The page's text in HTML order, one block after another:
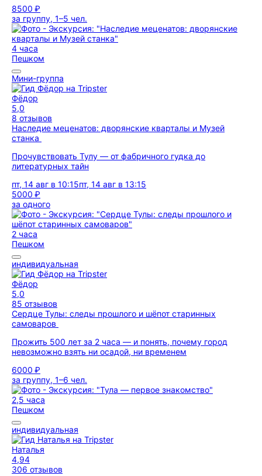
8500 ₽
за группу, 1–5 чел.
4 часа
Пешком
Мини-группа
Фёдор
5,0
8 отзывов
Наследие меценатов: дворянские кварталы и Музей
станка
Прочувствовать Тулу — от фабричного гудка до
литературных тайн
пт, 14 авг в 10:15пт, 14 авг в 13:15
5000 ₽
за одного
2 часа
Пешком
индивидуальная
Фёдор
5,0
85 отзывов
Сердце Тулы: следы прошлого и шёпот старинных
самоваров
Прожить 500 лет за 2 часа — и понять, почему город
невозможно взять ни осадой, ни временем
6000 ₽
за группу, 1–6 чел.
2,5 часа
Пешком
индивидуальная
Наталья
4,94
306 отзывов